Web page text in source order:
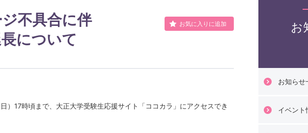
国際文化コース
歴史学科
東洋史コース
お
お知らせ
イベント
お気に入りに追加
ジ不具合に伴
について
）17時頃まで、大正大学受験生応援サイト「ココカラ」にアクセスでき